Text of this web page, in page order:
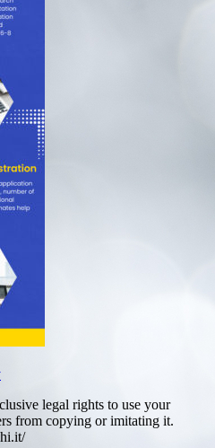
legal rights to use your
from copying or imitating it.